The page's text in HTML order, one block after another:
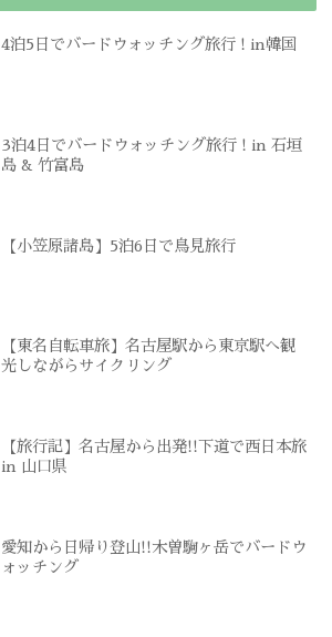
4泊5日でバードウォッチング旅行 ! in韓国
3泊4日でバードウォッチング旅行 ! in 石垣
島 & 竹富島
【小笠原諸島】5泊6日で鳥見旅行
【東名自転車旅】名古屋駅から東京駅へ観
光しながらサイクリング
【旅行記】名古屋から出発!!下道で西日本旅
in 山口県
愛知から日帰り登山!!木曽駒ヶ岳でバードウ
ォッチング